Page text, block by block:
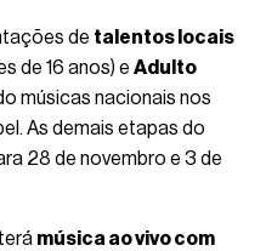
de talentos locais
de 16 anos) e Adulto
músicas nacionais nos
As demais etapas do
28 de novembro e 3 de
música ao vivo com